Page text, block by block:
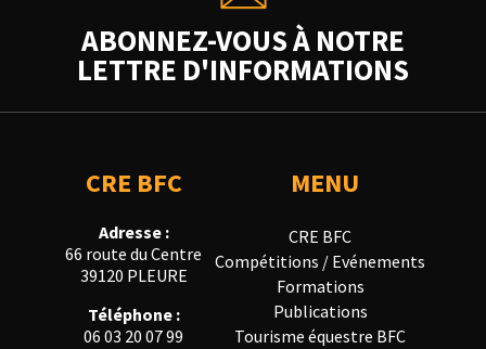
ABONNEZ-VOUS À NOTRE
LETTRE D'INFORMATIONS
CRE BFC
Adresse :
66 route du Centre
39120 PLEURE
Téléphone :
06 03 20 07 99
MENU
CRE BFC
Compétitions / Evénements
Formations
Publications
Tourisme équestre BFC